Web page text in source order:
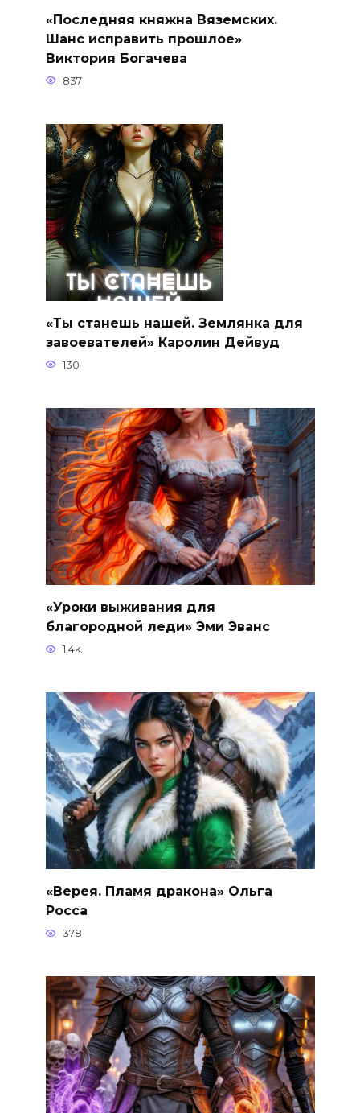
«Последняя княжна Вяземских.
Шанс исправить прошлое»
Виктория Богачева
837
«Ты станешь нашей. Землянка для
завоевателей» Каролин Дейвуд
130
«Уроки выживания для
благородной леди» Эми Эванс
1.4k.
«Верея. Пламя дракона» Ольга
Росса
378